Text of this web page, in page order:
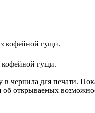
кофейной гущи.
чернила для печати.
об открываемых